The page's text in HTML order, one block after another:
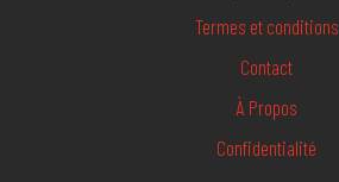
Termes et conditions
Contact
À Propos
Confidentialité